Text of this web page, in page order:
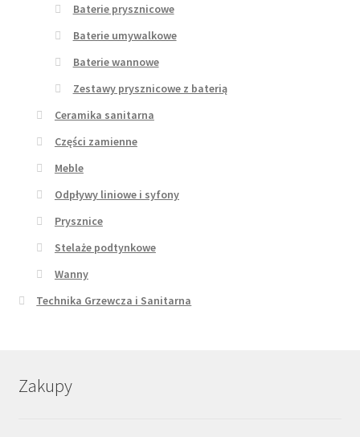
Baterie prysznicowe
Baterie umywalkowe
Baterie wannowe
Zestawy prysznicowe z baterią
Ceramika sanitarna
Części zamienne
Meble
Odpływy liniowe i syfony
Prysznice
Stelaże podtynkowe
Wanny
Technika Grzewcza i Sanitarna
Zakupy